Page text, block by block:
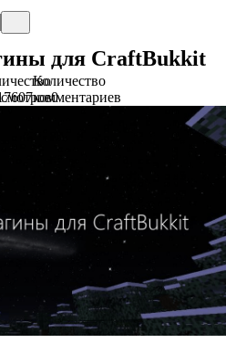
для CraftBukkit
Количество
комментариев
0